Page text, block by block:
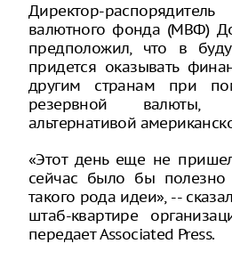
Директор-
валютного фонда (МВФ)
предположил, что в
придется оказывать
другим странам при
резервной валюты,
альтернативой
«Этот день еще не
сейчас было бы полезно
такого рода идеи», --
штаб-квартире
передает Associated Press.